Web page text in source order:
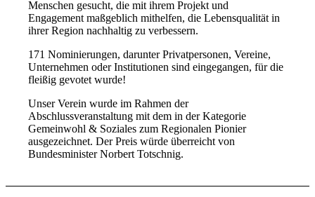
Menschen gesucht, die mit ihrem Projekt und
Engagement maßgeblich mithelfen, die Lebensqualität in
ihrer Region nachhaltig zu verbessern.
171 Nominierungen, darunter Privatpersonen, Vereine,
Unternehmen oder Institutionen sind eingegangen, für die
fleißig gevotet wurde!
Unser Verein wurde im Rahmen der
Abschlussveranstaltung mit dem in der Kategorie
Gemeinwohl & Soziales zum Regionalen Pionier
ausgezeichnet. Der Preis würde überreicht von
Bundesminister Norbert Totschnig.